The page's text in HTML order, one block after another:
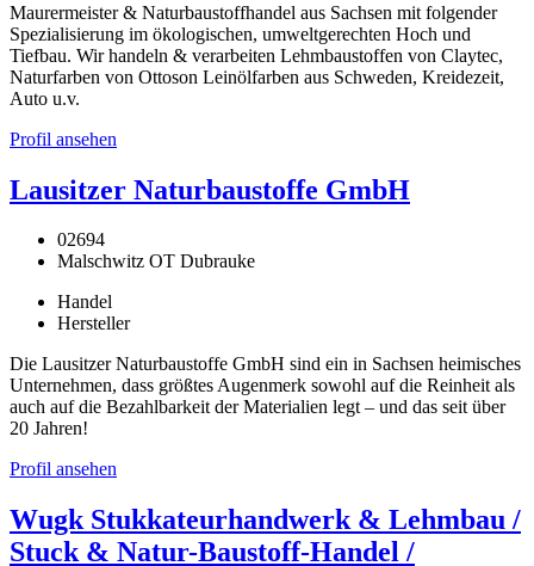
Maurermeister & Naturbaustoffhandel aus Sachsen mit folgender
Spezialisierung im ökologischen, umweltgerechten Hoch und
Tiefbau. Wir handeln & verarbeiten Lehmbaustoffen von Claytec,
Naturfarben von Ottoson Leinölfarben aus Schweden, Kreidezeit,
Auto u.v.
Profil ansehen
Lausitzer Naturbaustoffe GmbH
02694
Malschwitz OT Dubrauke
Handel
Hersteller
Die Lausitzer Naturbaustoffe GmbH sind ein in Sachsen heimisches
Unternehmen, dass größtes Augenmerk sowohl auf die Reinheit als
auch auf die Bezahlbarkeit der Materialien legt – und das seit über
20 Jahren!
Profil ansehen
Wugk Stukkateurhandwerk & Lehmbau /
Stuck & Natur-Baustoff-Handel /